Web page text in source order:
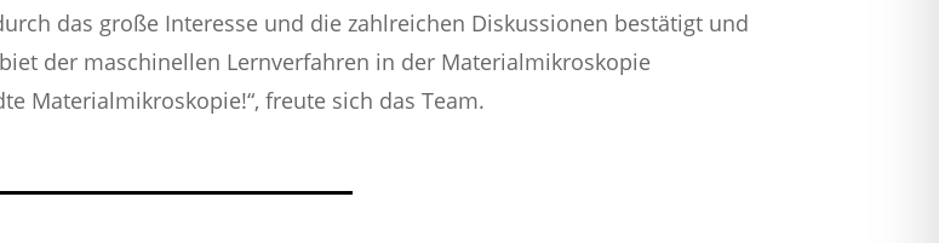
das große Interesse und die zahlreichen Diskussionen bestätigt und
der maschinellen Lernverfahren in der Materialmikroskopie
Materialmikroskopie!“, freute sich das Team.